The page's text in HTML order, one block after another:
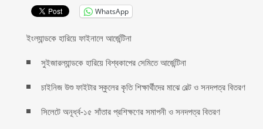
WhatsApp
ইংল্যান্ডকে হারিয়ে ফাইনালে আর্জেন্টিনা
সুইজারল্যান্ডকে হারিয়ে বিশ্বকাপের সেমিতে আর্জেন্টিনা
চাইনিজ উশু ফাইটার স্কুলের কৃতি শিক্ষার্থীদের মাঝে বেল্ট ও সনদপত্র বিতরণ
সিলেটে অনূর্ধ্ব-১৫ সাঁতার প্রশিক্ষণের সমাপনী ও সনদপত্র বিতরণ